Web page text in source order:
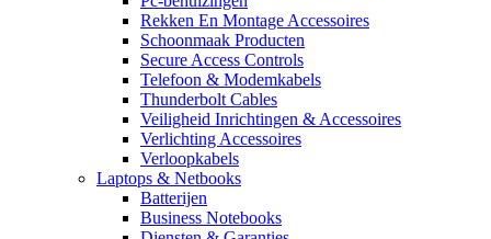
Rekken En Montage Accessoires
Schoonmaak Producten
Secure Access Controls
Telefoon & Modemkabels
Thunderbolt Cables
Veiligheid Inrichtingen & Accessoires
Verlichting Accessoires
Verloopkabels
Laptops & Netbooks
Batterijen
Business Notebooks